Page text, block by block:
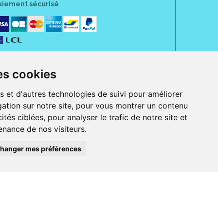
cookies
et d'autres technologies de suivi pour améliorer
sur notre site, pour vous montrer un contenu
ciblées, pour analyser le trafic de notre site et
de nos visiteurs.
mes préférences
sécurisé
Jeanne d' Harcourt, 80300 Albert.
ordonnance.
et iPod touch), ou sur Google Play (pour Androïd 5.0 ou version
Bancontact, PayPal.